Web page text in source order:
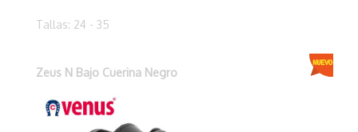
Tallas: 24 - 35
Zeus N Bajo Cuerina Negro